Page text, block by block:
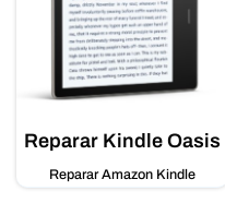
Reparar Kindle Oasis
Reparar Amazon Kindle